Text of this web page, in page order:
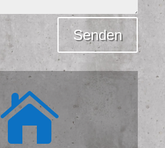
Senden
